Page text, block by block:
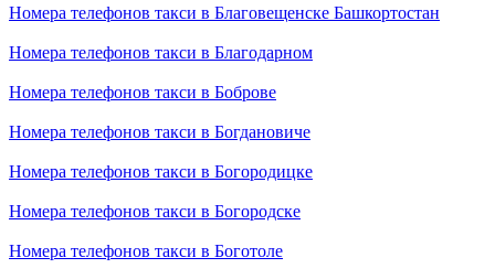
Номера телефонов такси в Благовещенске Башкортостан
Номера телефонов такси в Благодарном
Номера телефонов такси в Боброве
Номера телефонов такси в Богдановиче
Номера телефонов такси в Богородицке
Номера телефонов такси в Богородске
Номера телефонов такси в Боготоле